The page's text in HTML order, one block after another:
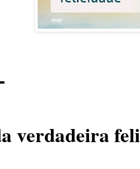
verdadeira